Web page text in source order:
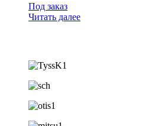
Под заказ
Читать далее